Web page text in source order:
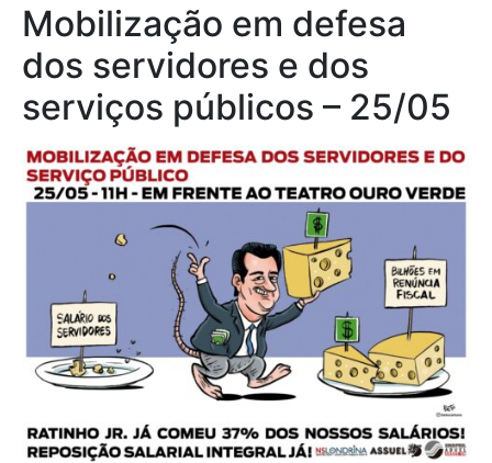
Mobilização em defesa
dos servidores e dos
serviços públicos – 25/05